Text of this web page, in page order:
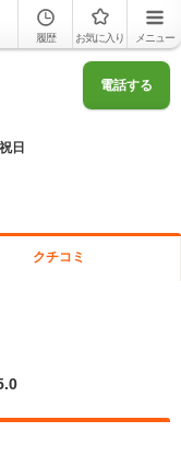
履歴 お気に入り メニュー
電話する
日
クチコミ